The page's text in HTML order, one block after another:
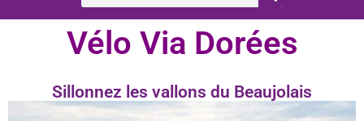
Vélo Via Dorées
Sillonnez les vallons du Beaujolais